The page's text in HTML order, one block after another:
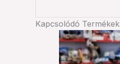
Kapcsolódó Termékek